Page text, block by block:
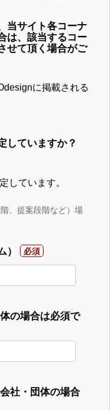
当サイト各コーナ
は、該当するコー
せて頂く場合がご
に掲載される
していますか？
しています。
、提案段階など）場
）
の場合は必須で
社・団体の場合